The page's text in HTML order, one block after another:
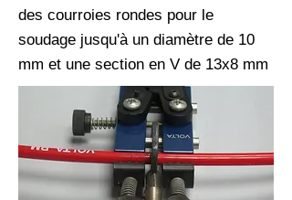
des courroies rondes pour le
soudage jusqu'à un diamètre de 10
mm et une section en V de 13x8 mm